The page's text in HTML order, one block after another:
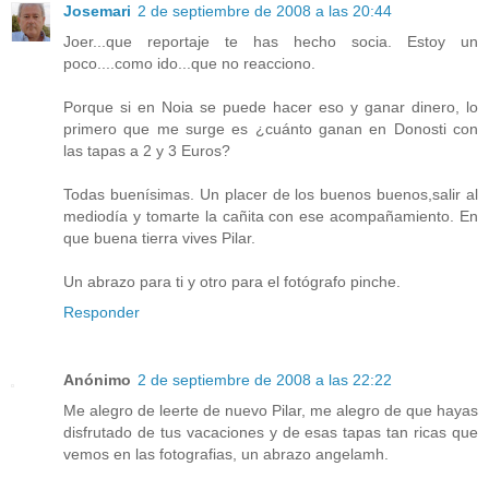
Josemari 2 de septiembre de 2008 a las 20:44
Joer...que reportaje te has hecho socia. Estoy un
poco....como ido...que no reacciono.
Porque si en Noia se puede hacer eso y ganar dinero, lo
primero que me surge es ¿cuánto ganan en Donosti con
las tapas a 2 y 3 Euros?
Todas buenísimas. Un placer de los buenos buenos,salir al
mediodía y tomarte la cañita con ese acompañamiento. En
que buena tierra vives Pilar.
Un abrazo para ti y otro para el fotógrafo pinche.
Responder
Anónimo 2 de septiembre de 2008 a las 22:22
Me alegro de leerte de nuevo Pilar, me alegro de que hayas
disfrutado de tus vacaciones y de esas tapas tan ricas que
vemos en las fotografias, un abrazo angelamh.